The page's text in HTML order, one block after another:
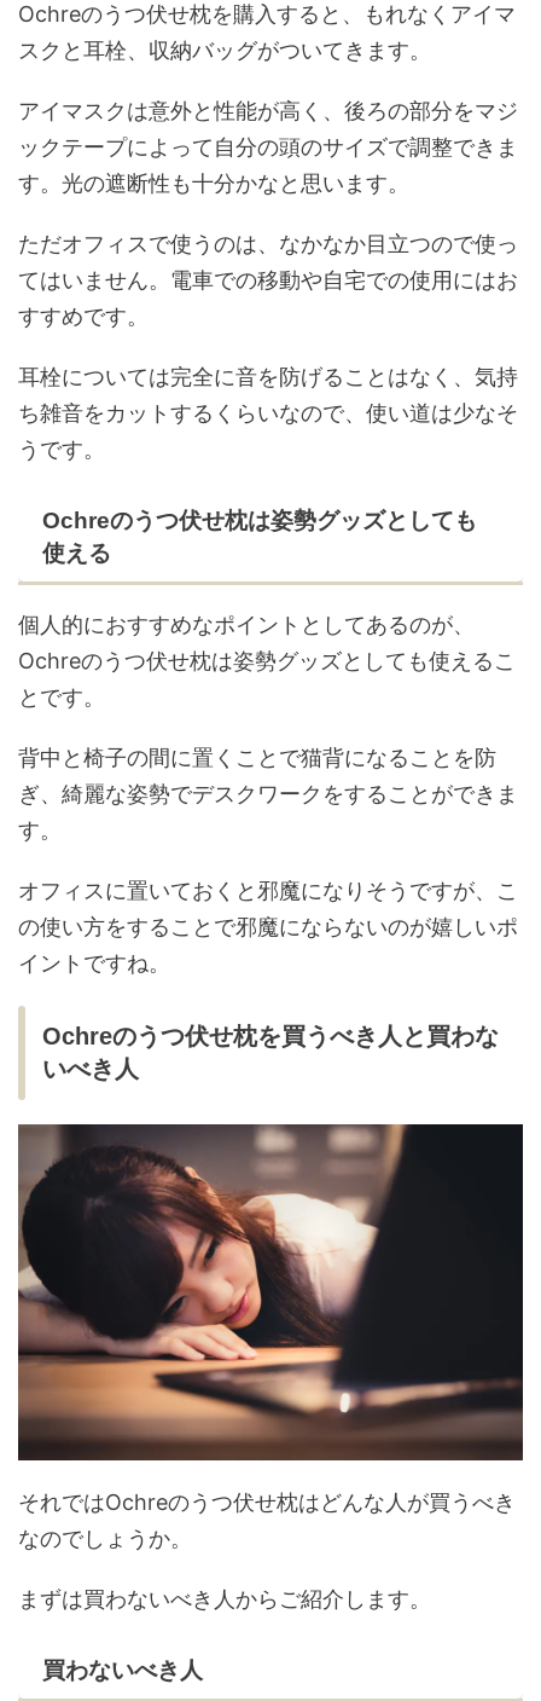
Ochreのうつ伏せ枕を購入すると、もれなくアイマ
スクと耳栓、収納バッグがついてきます。
アイマスクは意外と性能が高く、後ろの部分をマジ
ックテープによって自分の頭のサイズで調整できま
す。光の遮断性も十分かなと思います。
ただオフィスで使うのは、なかなか目立つので使っ
てはいません。電車での移動や自宅での使用にはお
すすめです。
耳栓については完全に音を防げることはなく、気持
ち雑音をカットするくらいなので、使い道は少なそ
うです。
Ochreのうつ伏せ枕は姿勢グッズとしても
使える
個人的におすすめなポイントとしてあるのが、
Ochreのうつ伏せ枕は姿勢グッズとしても使えるこ
とです。
背中と椅子の間に置くことで猫背になることを防
ぎ、綺麗な姿勢でデスクワークをすることができま
す。
オフィスに置いておくと邪魔になりそうですが、こ
の使い方をすることで邪魔にならないのが嬉しいポ
イントですね。
Ochreのうつ伏せ枕を買うべき人と買わな
いべき人
それではOchreのうつ伏せ枕はどんな人が買うべき
なのでしょうか。
まずは買わないべき人からご紹介します。
買わないべき人